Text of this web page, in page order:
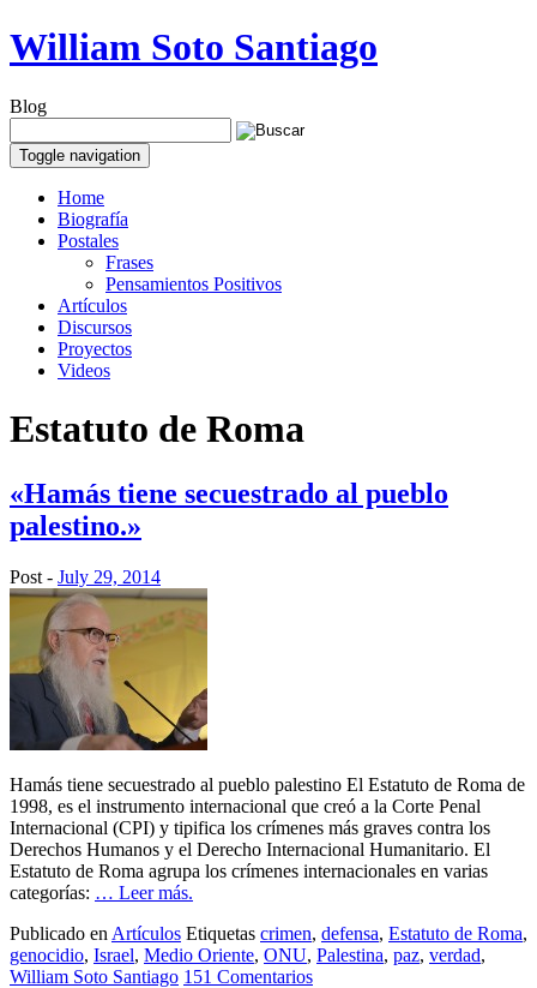
William Soto Santiago
Blog
Toggle navigation
Home
Biografía
Postales
Frases
Pensamientos Positivos
Artículos
Discursos
Proyectos
Videos
Estatuto de Roma
«Hamás tiene secuestrado al pueblo
palestino.»
Post - July 29, 2014
Hamás tiene secuestrado al pueblo palestino El Estatuto de Roma de
1998, es el instrumento internacional que creó a la Corte Penal
Internacional (CPI) y tipifica los crímenes más graves contra los
Derechos Humanos y el Derecho Internacional Humanitario. El
Estatuto de Roma agrupa los crímenes internacionales en varias
categorías: … Leer más.
Publicado en Artículos Etiquetas crimen, defensa, Estatuto de Roma,
genocidio, Israel, Medio Oriente, ONU, Palestina, paz, verdad,
William Soto Santiago 151 Comentarios